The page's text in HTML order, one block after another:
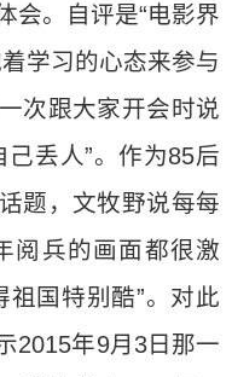
会。自评是“电影界
学习的心态来参与
次跟大家开会时说
丢人”。作为85后
题，文牧野说每每
阅兵的画面都很激
祖国特别酷”。对此
2015年9月3日那一